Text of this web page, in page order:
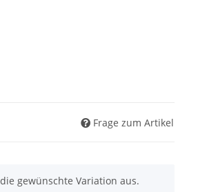
Frage zum Artikel
gewünschte Variation aus.